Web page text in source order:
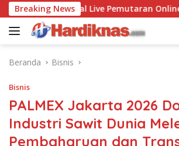
Langsung
ke
konten
Breaking News
Final Live Pemutaran Online Di
Beranda Bisnis
Bisnis
PALMEX Jakarta 2026
Industri Sawit Dunia
Pembaharuan dan